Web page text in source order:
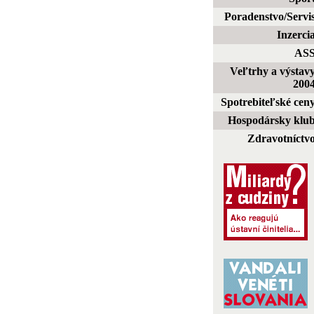
Poradenstvo/
Inzercia
Veľtrhy a
Spotrebiteľské
Hospodársky